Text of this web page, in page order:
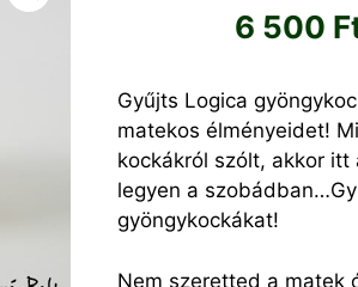
6 500
Gyűjts Logica
matekos élményeidet!
kockákról szólt, akkor itt
legyen a
gyöngykockákat!
Nem szeretted a matek